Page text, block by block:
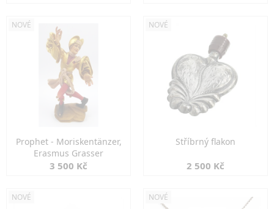
NOVÉ
Prophet - Moriskentänzer,
Erasmus Grasser
3 500 Kč
NOVÉ
Stříbrný flakon
2 500 Kč
NOVÉ NOVÉ